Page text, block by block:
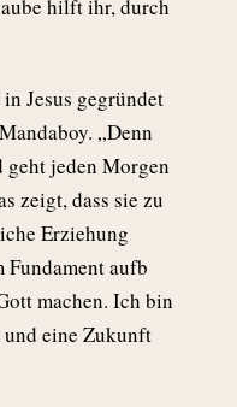
hilft ihr, durch
Jesus gegründet
„Denn
jeden Morgen
zeigt, dass sie zu
Erziehung
Fundament aufb
machen. Ich bin
und eine Zukunft